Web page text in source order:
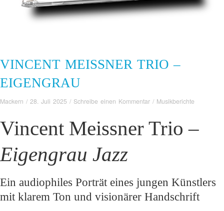
VINCENT MEISSNER TRIO –
EIGENGRAU
Mackern / 28. Juli 2025 / Schreibe einen Kommentar / Musikberichte
Vincent Meissner Trio –
Eigengrau Jazz
Ein audiophiles Porträt eines jungen Künstlers
mit klarem Ton und visionärer Handschrift